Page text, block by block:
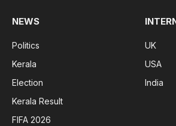
NEWS
Politics
Kerala
Election
Kerala Result
FIFA 2026
UK
USA
India